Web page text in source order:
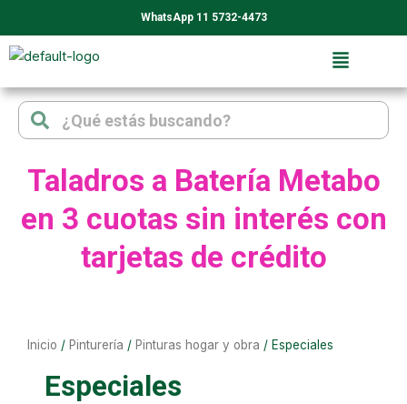
al
contenido
WhatsApp 11 5732-4473
Search Search
Taladros a Batería Metabo
en 3 cuotas sin interés con
tarjetas de crédito
Inicio / Pinturería / Pinturas hogar y obra / Especiales
Especiales